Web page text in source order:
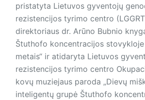
pristatyta Lietuvos gyventojų
rezistencijos tyrimo centro
direktoriaus dr. Arūno Bubnio
Štuthofo koncentracijos stovykloje
metais“ ir atidaryta Lietuvos
rezistencijos tyrimo centro
kovų muziejaus paroda „Dievų
inteligentų grupė Štuthofo